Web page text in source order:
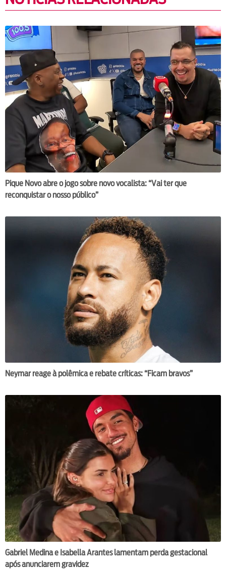
Pique Novo abre o jogo sobre novo vocalista: “Vai ter que
reconquistar o nosso público”
Neymar reage à polêmica e rebate críticas: “Ficam bravos”
Gabriel Medina e Isabella Arantes lamentam perda gestacional
após anunciarem gravidez